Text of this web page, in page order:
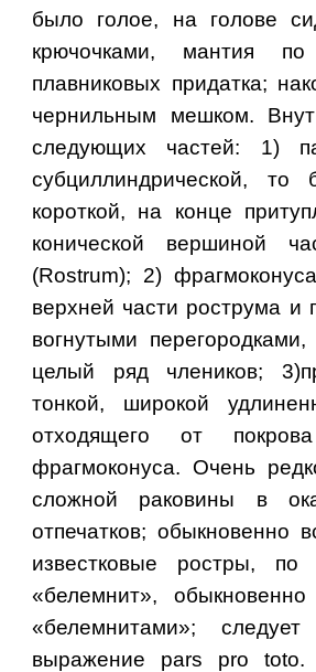
было голое, на голове
крючочками, мантия
плавниковых придатка;
чернильным мешком.
следующих частей: 1)
субциллиндрической,
короткой, на конце
конической вершиной
(Rostrum); 2)
верхней части рострума и
вогнутыми
целый ряд члеников;
тонкой, широкой
отходящего от
фрагмоконуса. Очень
сложной раковины в
отпечатков; обыкновенно
известковые ростры,
«белемнит»,
«белемнитами»;
выражение pars pro toto.